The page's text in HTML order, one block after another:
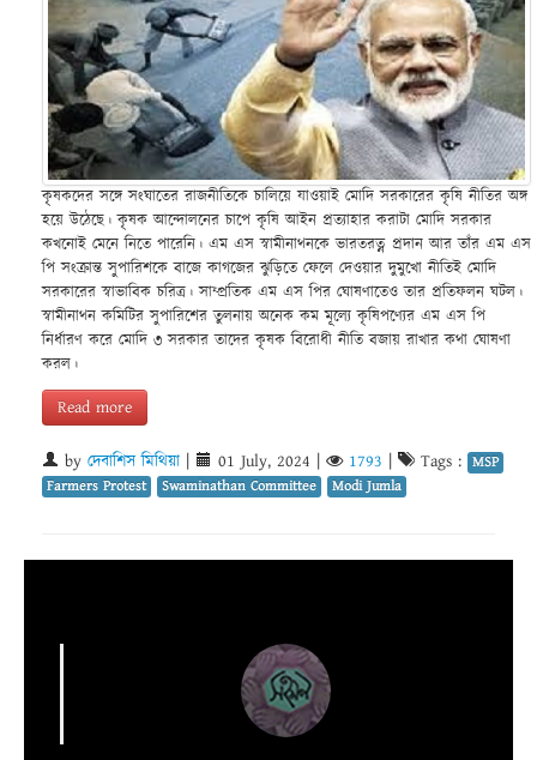
কৃষকদের সঙ্গে সংঘাতের রাজনীতিকে চালিয়ে যাওয়াই মোদি সরকারের কৃষি নীতির অঙ্গ
হয়ে উঠেছে। কৃষক আন্দোলনের চাপে কৃষি আইন প্রত্যাহার করাটা মোদি সরকার
কখনোই মেনে নিতে পারেনি। এম এস স্বামীনাথনকে ভারতরত্ন প্রদান আর তাঁর এম এস
পি সংক্রান্ত সুপারিশকে বাজে কাগজের ঝুড়িতে ফেলে দেওয়ার দুমুখো নীতিই মোদি
সরকারের স্বাভাবিক চরিত্র। সাম্প্রতিক এম এস পির ঘোষণাতেও তার প্রতিফলন ঘটল।
স্বামীনাথন কমিটির সুপারিশের তুলনায় অনেক কম মূল্যে কৃষিপণ্যের এম এস পি
নির্ধারণ করে মোদি ৩ সরকার তাদের কৃষক বিরোধী নীতি বজায় রাখার কথা ঘোষণা
করল।
Read more
by দেবাশিস মিথিয়া 01 July, 2024 1793 Tags : MSP
Farmers Protest
Swaminathan Committee Modi Jumla